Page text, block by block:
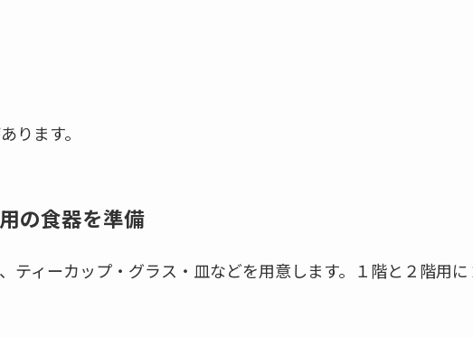
ります。
の食器を準備
ティーカップ・グラス・皿などを用意します。１階と２階用